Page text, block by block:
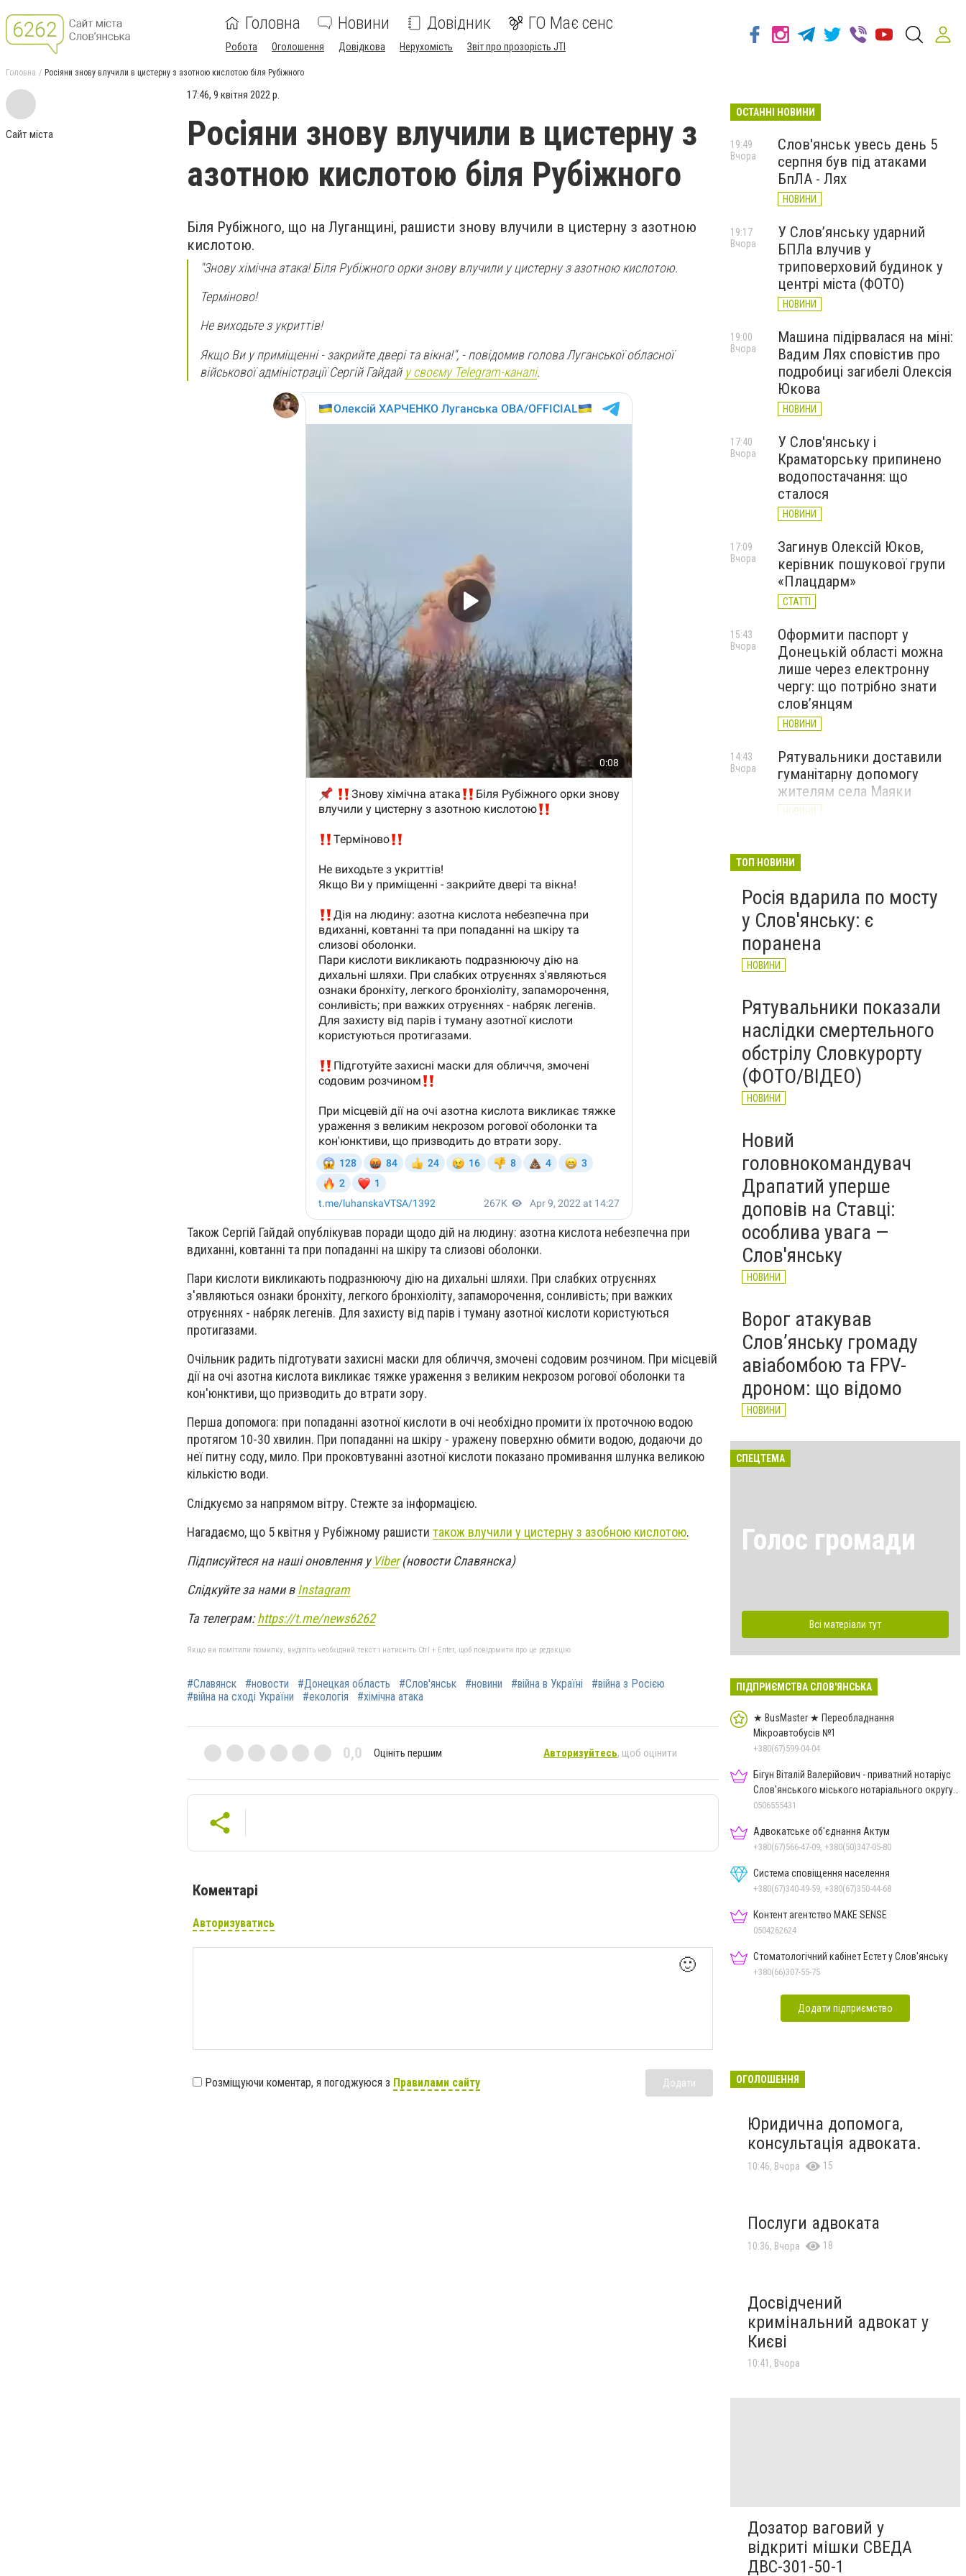
Головна Новини Довідник ГО Має сенс
Робота Оголошення Довідкова Нерухомість Звіт про прозорість JTI
Головна Росіяни знову влучили в цистерну з азотною кислотою біля Рубіжного
Сайт міста
17:46, 9 квітня 2022 р.
Росіяни знову влучили в цистерну з
азотною кислотою біля Рубіжного
Біля Рубіжного, що на Луганщині, рашисти знову влучили в цистерну з азотною
кислотою.
"Знову хімічна атака! Біля Рубіжного орки знову влучили у цистерну з азотною кислотою.
Терміново!
Не виходьте з укриттів!
Якщо Ви у приміщенні - закрийте двері та вікна!", - повідомив голова Луганської обласної
військової адміністрації Сергій Гайдай у своєму Telegram-каналі.
Також Сергій Гайдай опублікував поради щодо дій на людину: азотна кислота небезпечна при
вдиханні, ковтанні та при попаданні на шкіру та слизові оболонки.
Пари кислоти викликають подразнюючу дію на дихальні шляхи. При слабких отруєннях
з'являються ознаки бронхіту, легкого бронхіоліту, запаморочення, сонливість; при важких
отруєннях - набряк легенів. Для захисту від парів і туману азотної кислоти користуються
протигазами.
Очільник радить підготувати захисні маски для обличчя, змочені содовим розчином. При місцевій
дії на очі азотна кислота викликає тяжке ураження з великим некрозом рогової оболонки та
кон'юнктиви, що призводить до втрати зору.
Перша допомога: при попаданні азотної кислоти в очі необхідно промити їх проточною водою
протягом 10-30 хвилин. При попаданні на шкіру - уражену поверхню обмити водою, додаючи до
неї питну соду, мило. При проковтуванні азотної кислоти показано промивання шлунка великою
кількістю води.
Слідкуємо за напрямом вітру. Стежте за інформацією.
Нагадаємо, що 5 квітня у Рубіжному рашисти також влучили у цистерну з азобною кислотою.
Підписуйтеся на наші оновлення уViber(новости Славянска)
Слідкуйте за нами вInstagram
Та телеграм:https://t.me/news6262
Якщо ви помітили помилку, виділіть необхідний текст і натисніть Ctrl + Enter, щоб повідомити про це редакцію
#Славянск #новости #Донецкая область #Слов'янськ #новини #війна в Україні
#війна з Росією
#війна на сході України
#екологія #хімічна атака
0,0 Оцініть першим Авторизуйтесь, щоб оцінити
Коментарі
Авторизуватись
🙂
Розміщуючи коментар, я погоджуюся з Правилами сайту Додати
ОСТАННІ НОВИНИ
Слов'янськ увесь день 5
серпня був під атаками
БпЛА - Лях
НОВИНИ
19:49
Вчора
У Слов’янську ударний
БПЛа влучив у
триповерховий будинок у
центрі міста (ФОТО)
НОВИНИ
19:17
Вчора
Машина підірвалася на міні:
Вадим Лях сповістив про
подробиці загибелі Олексія
Юкова
НОВИНИ
19:00
Вчора
У Слов'янську і
Краматорську припинено
водопостачання: що
сталося
НОВИНИ
17:40
Вчора
Загинув Олексій Юков,
керівник пошукової групи
«Плацдарм»
СТАТТІ
17:09
Вчора
Оформити паспорт у
Донецькій області можна
лише через електронну
чергу: що потрібно знати
слов’янцям
НОВИНИ
15:43
Вчора
Рятувальники доставили
гуманітарну допомогу
жителям села Маяки
НОВИНИ
14:43
Вчора
онлайн-акція до Дня молоді
Вчора
ТОП НОВИНИ
Росія вдарила по мосту
у Слов'янську: є
поранена
НОВИНИ
Рятувальники показали
наслідки смертельного
обстрілу Словкурорту
(ФОТО/ВІДЕО)
НОВИНИ
Новий
головнокомандувач
Драпатий уперше
доповів на Ставці:
особлива увага —
Слов'янську
НОВИНИ
Ворог атакував
Слов’янську громаду
авіабомбою та FPV-
дроном: що відомо
НОВИНИ
СПЕЦТЕМА
Голос громади
Всі матеріали тут
ПІДПРИЄМСТВА СЛОВ'ЯНСЬКА
★ BusMaster ★ Переобладнання
Мікроавтобусів №1
+380(67)599-04-04
Бігун Віталій Валерійович - приватний нотаріус
Слов'янського міського нотаріального округу
Дон.обл.
0506555431
Адвокатське об'єднання Актум
+380(67)566-47-09, +380(50)347-05-80
Система сповіщення населення
+380(67)340-49-59, +380(67)350-44-68
Контент агентство MAKE SENSE
0504262624
Стоматологічний кабінет Естет у Слов'янську
+380(66)307-55-75
Додати підприємство
ОГОЛОШЕННЯ
Юридична допомога,
консультація адвоката.
10:46, Вчора 15
Послуги адвоката
10:36, Вчора 18
Досвідчений
кримінальний адвокат у
Києві
10:41, Вчора
Дозатор ваговий у
відкриті мішки СВЕДА
ДВС-301-50-1